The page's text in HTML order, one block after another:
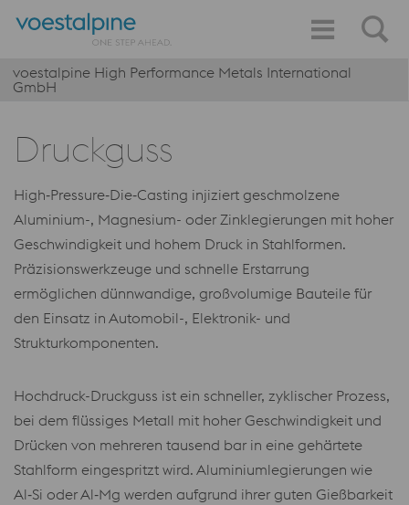
voestalpine High Performance Metals International
GmbH
Druckguss
High‑Pressure‑Die‑Casting injiziert geschmolzene
Aluminium-, Magnesium- oder Zinklegierungen mit hoher
Geschwindigkeit und hohem Druck in Stahlformen.
Präzisionswerkzeuge und schnelle Erstarrung
ermöglichen dünnwandige, großvolumige Bauteile für
den Einsatz in Automobil-, Elektronik- und
Strukturkomponenten.
Hochdruck-Druckguss ist ein schneller, zyklischer Prozess,
bei dem flüssiges Metall mit hoher Geschwindigkeit und
Drücken von mehreren tausend bar in eine gehärtete
Stahlform eingespritzt wird. Aluminiumlegierungen wie
Al‑Si oder Al‑Mg werden aufgrund ihrer guten Gießbarkeit